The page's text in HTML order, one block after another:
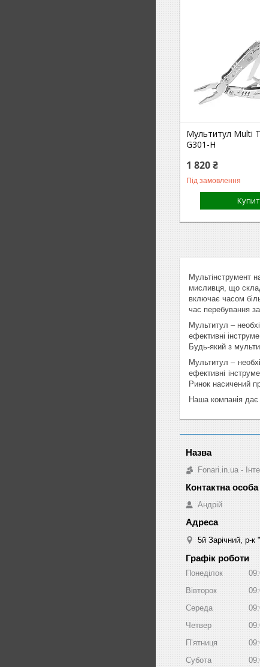
Мультитул Multi
G301-H
1 820 ₴
Під замовлення
Мультінструмент
мисливця, що
включає часом
час перебування
Мультитул –
ефективні
Будь-який з
Мультитул –
ефективні
Ринок насичений
Наша компанія дає
Fonari.in.ua -
Андрій
5й Зарічний, р-
Графік роботи
Понеділок
Вівторок
Середа
Четвер
Пʼятниця
Субота